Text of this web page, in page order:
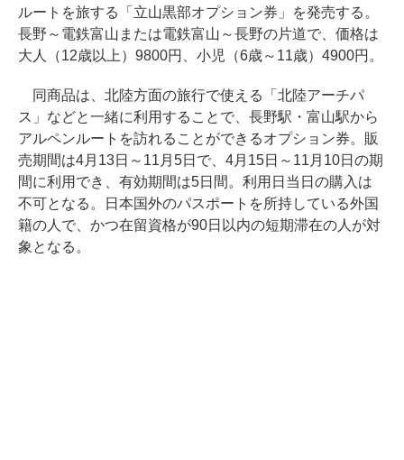
ルートを旅する「立山黒部オプション券」を発売する。
長野～電鉄富山または電鉄富山～長野の片道で、価格は
大人（12歳以上）9800円、小児（6歳～11歳）4900円。
同商品は、北陸方面の旅行で使える「北陸アーチパ
ス」などと一緒に利用することで、長野駅・富山駅から
アルペンルートを訪れることができるオプション券。販
売期間は4月13日～11月5日で、4月15日～11月10日の期
間に利用でき、有効期間は5日間。利用日当日の購入は
不可となる。日本国外のパスポートを所持している外国
籍の人で、かつ在留資格が90日以内の短期滞在の人が対
象となる。